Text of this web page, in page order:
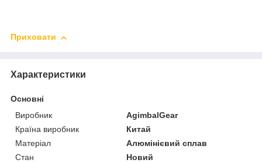
Приховати
Характеристики
Основні
Виробник
AgimbalGear
Країна виробник
Китай
Матеріал
Алюмінієвий сплав
Стан
Новий